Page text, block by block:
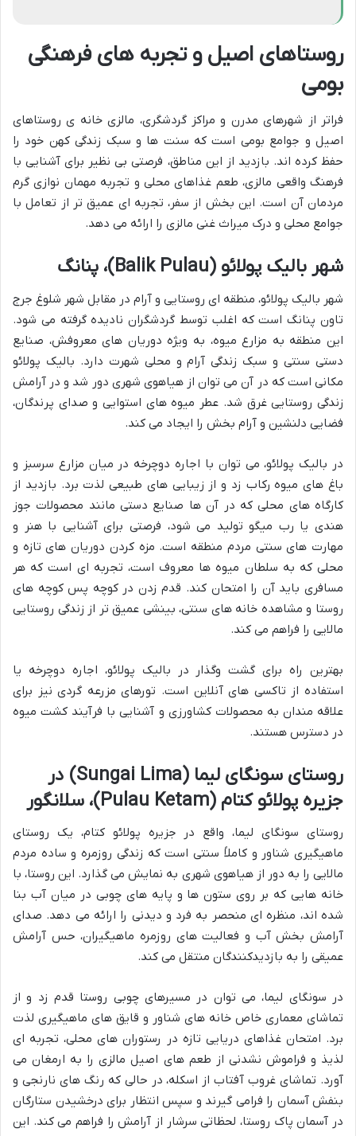
روستاهای اصیل و تجربه های فرهنگی
بومی
فراتر از شهرهای مدرن و مراکز گردشگری، مالزی خانه ی روستاهای
اصیل و جوامع بومی است که سنت ها و سبک زندگی کهن خود را
حفظ کرده اند. بازدید از این مناطق، فرصتی بی نظیر برای آشنایی با
فرهنگ واقعی مالزی، طعم غذاهای محلی و تجربه مهمان نوازی گرم
مردمان آن است. این بخش از سفر، تجربه ای عمیق تر از تعامل با
جوامع محلی و درک میراث غنی مالزی را ارائه می دهد.
شهر بالیک پولائو (Balik Pulau)، پنانگ
شهر بالیک پولائو، منطقه ای روستایی و آرام در مقابل شهر شلوغ جرج
تاون پنانگ است که اغلب توسط گردشگران نادیده گرفته می شود.
این منطقه به مزارع میوه، به ویژه دوریان های معروفش، صنایع
دستی سنتی و سبک زندگی آرام و محلی شهرت دارد. بالیک پولائو
مکانی است که در آن می توان از هیاهوی شهری دور شد و در آرامش
زندگی روستایی غرق شد. عطر میوه های استوایی و صدای پرندگان،
فضایی دلنشین و آرام بخش را ایجاد می کند.
در بالیک پولائو، می توان با اجاره دوچرخه در میان مزارع سرسبز و
باغ های میوه رکاب زد و از زیبایی های طبیعی لذت برد. بازدید از
کارگاه های محلی که در آن ها صنایع دستی مانند محصولات جوز
هندی یا رب میگو تولید می شود، فرصتی برای آشنایی با هنر و
مهارت های سنتی مردم منطقه است. مزه کردن دوریان های تازه و
محلی که به سلطان میوه ها معروف است، تجربه ای است که هر
مسافری باید آن را امتحان کند. قدم زدن در کوچه پس کوچه های
روستا و مشاهده خانه های سنتی، بینشی عمیق تر از زندگی روستایی
مالایی را فراهم می کند.
بهترین راه برای گشت وگذار در بالیک پولائو، اجاره دوچرخه یا
استفاده از تاکسی های آنلاین است. تورهای مزرعه گردی نیز برای
علاقه مندان به محصولات کشاورزی و آشنایی با فرآیند کشت میوه
در دسترس هستند.
روستای سونگای لیما (Sungai Lima) در
جزیره پولائو کتام (Pulau Ketam)، سلانگور
روستای سونگای لیما، واقع در جزیره پولائو کتام، یک روستای
ماهیگیری شناور و کاملاً سنتی است که زندگی روزمره و ساده مردم
مالایی را به دور از هیاهوی شهری به نمایش می گذارد. این روستا، با
خانه هایی که بر روی ستون ها و پایه های چوبی در میان آب بنا
شده اند، منظره ای منحصر به فرد و دیدنی را ارائه می دهد. صدای
آرامش بخش آب و فعالیت های روزمره ماهیگیران، حس آرامش
عمیقی را به بازدیدکنندگان منتقل می کند.
در سونگای لیما، می توان در مسیرهای چوبی روستا قدم زد و از
تماشای معماری خاص خانه های شناور و قایق های ماهیگیری لذت
برد. امتحان غذاهای دریایی تازه در رستوران های محلی، تجربه ای
لذیذ و فراموش نشدنی از طعم های اصیل مالزی را به ارمغان می
آورد. تماشای غروب آفتاب از اسکله، در حالی که رنگ های نارنجی و
بنفش آسمان را فرامی گیرند و سپس انتظار برای درخشیدن ستارگان
در آسمان پاک روستا، لحظاتی سرشار از آرامش را فراهم می کند. این